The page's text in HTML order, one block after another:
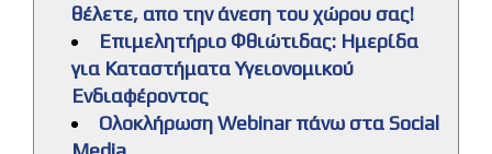
θέλετε, απο την άνεση του χώρου σας!
Επιμελητήριο Φθιώτιδας: Ημερίδα
για Καταστήματα Υγειονομικού
Ενδιαφέροντος
Ολοκλήρωση Webinar πάνω στα Social